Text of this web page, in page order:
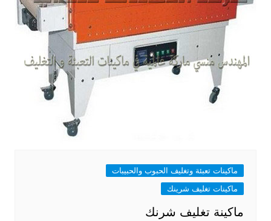
ماكينات تعبئة وتغليف الحبوب والحبيبات
ماكينات تغليف شرينك
ماكينة تغليف شرنك